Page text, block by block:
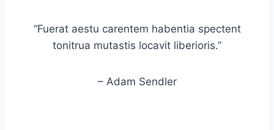
“Fuerat aestu carentem habentia spectent
tonitrua mutastis locavit liberioris.”
– Adam Sendler